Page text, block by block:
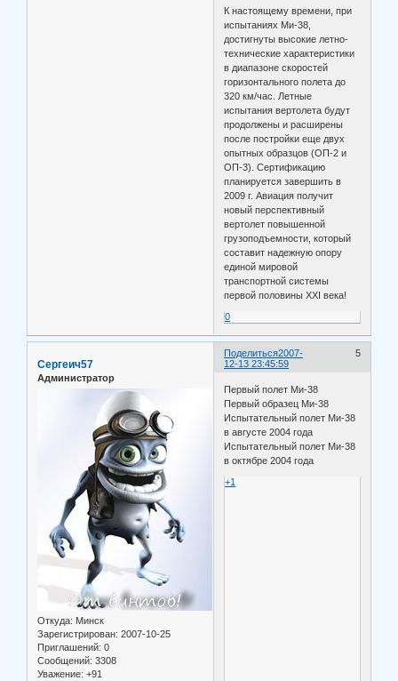
К настоящему времени, при
испытаниях Ми-38,
достигнуты высокие летно-
технические характеристики
в диапазоне скоростей
горизонтального полета до
320 км/час. Летные
испытания вертолета будут
продолжены и расширены
после постройки еще двух
опытных образцов (ОП-2 и
ОП-3). Сертификацию
планируется завершить в
2009 г. Авиация получит
новый перспективный
вертолет повышенной
грузоподъемности, который
составит надежную опору
единой мировой
транспортной системы
первой половины XXI века!
0
Поделиться 5
2007-
12-13 23:45:59
Сергеич57
Администратор
Откуда: Минск
Зарегистрирован: 2007-10-25
Приглашений: 0
Сообщений: 3308
Уважение: +91
Первый полет Ми-38
Первый образец Ми-38
Испытательный полет Ми-38
в августе 2004 года
Испытательный полет Ми-38
в октябре 2004 года
+1